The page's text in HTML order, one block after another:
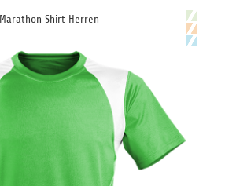
Marathon Shirt Herren